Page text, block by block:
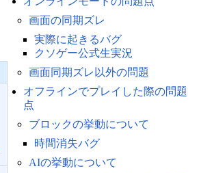
画面の同期ズレ
実際に起きるバグ
クソゲー公式生実況
画面同期ズレ以外の問題
オフラインでプレイした際の問題
点
ブロックの挙動について
時間消失バグ
AIの挙動について